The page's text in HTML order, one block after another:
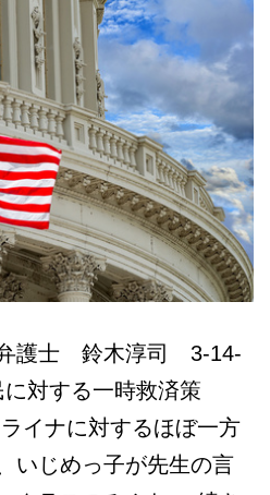
護士 鈴木淳司 3-14-
対する一時救済策
イナに対するほぼ一方
いじめっ子が先生の言